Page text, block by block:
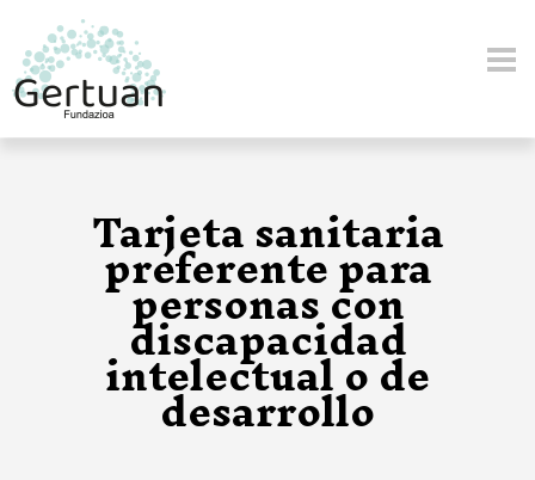
Tarjeta sanitaria
preferente para
personas con
discapacidad
intelectual o de
desarrollo